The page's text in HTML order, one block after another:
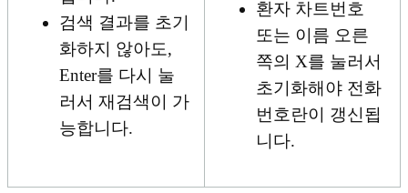
검색 결과를 초기
화하지 않아도,
Enter를 다시 눌
러서 재검색이 가
능합니다.
환자 차트번호
또는 이름 오른
쪽의 X를 눌러서
초기화해야 전화
번호란이 갱신됩
니다.